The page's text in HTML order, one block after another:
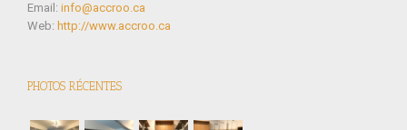
Email: info@accroo.ca
Web: http://www.accroo.ca
PHOTOS RÉCENTES